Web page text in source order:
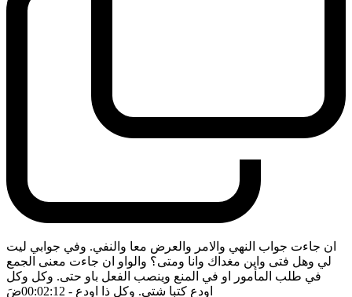
ان جاءت جواب النهي والامر والعرض معا والنفي. وفي جوابي ليت
لي وهل فتى واين مغداك وانا ومتى؟ والواو ان جاءت معنى الجمع
في طلب المأمور او في المنع وينصب الفعل باو حتى. وكل وكل
اودع كتبا شتى. وكل ذا اودع - 00:02:12 ضَ